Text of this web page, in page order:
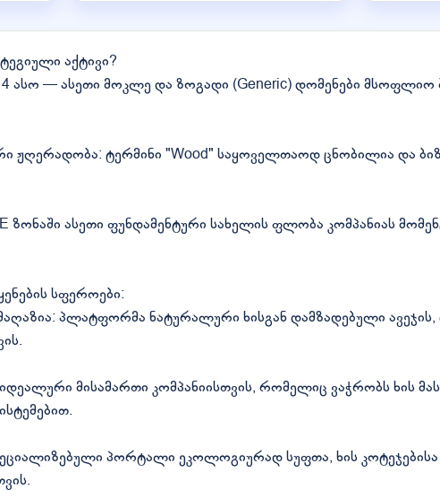
აქტივი?
— ასეთი მოკლე და ზოგადი (Generic) დომენები მსოფლიო
ტერმინი "Wood" საყოველთაოდ ცნობილია და
ასეთი ფუნდამენტური სახელის ფლობა კომპანიას
სფეროები:
პლატფორმა ნატურალური ხისგან დამზადებული
მისამართი კომპანიისთვის, რომელიც ვაჭრობს ხის
პორტალი ეკოლოგიურად სუფთა, ხის კოტეჯებისა